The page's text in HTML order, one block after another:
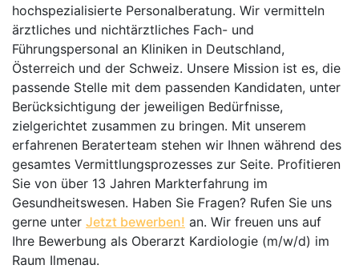
hochspezialisierte Personalberatung. Wir vermitteln
ärztliches und nichtärztliches Fach- und
Führungspersonal an Kliniken in Deutschland,
Österreich und der Schweiz. Unsere Mission ist es, die
passende Stelle mit dem passenden Kandidaten, unter
Berücksichtigung der jeweiligen Bedürfnisse,
zielgerichtet zusammen zu bringen. Mit unserem
erfahrenen Beraterteam stehen wir Ihnen während des
gesamtes Vermittlungsprozesses zur Seite. Profitieren
Sie von über 13 Jahren Markterfahrung im
Gesundheitswesen. Haben Sie Fragen? Rufen Sie uns
gerne unter Jetzt bewerben! an. Wir freuen uns auf
Ihre Bewerbung als Oberarzt Kardiologie (m/w/d) im
Raum Ilmenau.